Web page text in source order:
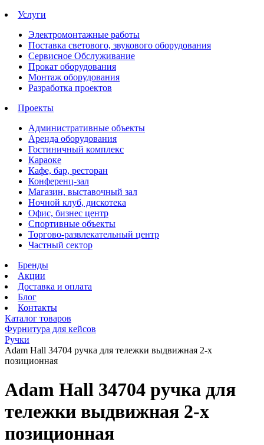
Услуги
Электромонтажные работы
Поставка светового, звукового оборудования
Сервисное Обслуживание
Прокат оборудования
Монтаж оборудования
Разработка проектов
Проекты
Административные объекты
Аренда оборудования
Гостиничный комплекс
Караоке
Кафе, бар, ресторан
Конференц-зал
Магазин, выставочный зал
Ночной клуб, дискотека
Офис, бизнес центр
Спортивные объекты
Торгово-развлекательный центр
Частный сектор
Бренды
Акции
Доставка и оплата
Блог
Контакты
Каталог товаров
Фурнитура для кейсов
Ручки
Adam Hall 34704 ручка для тележки выдвижная 2-х
позиционная
Adam Hall 34704 ручка для
тележки выдвижная 2-х
позиционная